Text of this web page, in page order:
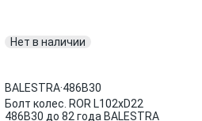
Нет в наличии
BALESTRA·486B30
Болт колес. ROR L102xD22
486B30 до 82 года BALESTRA